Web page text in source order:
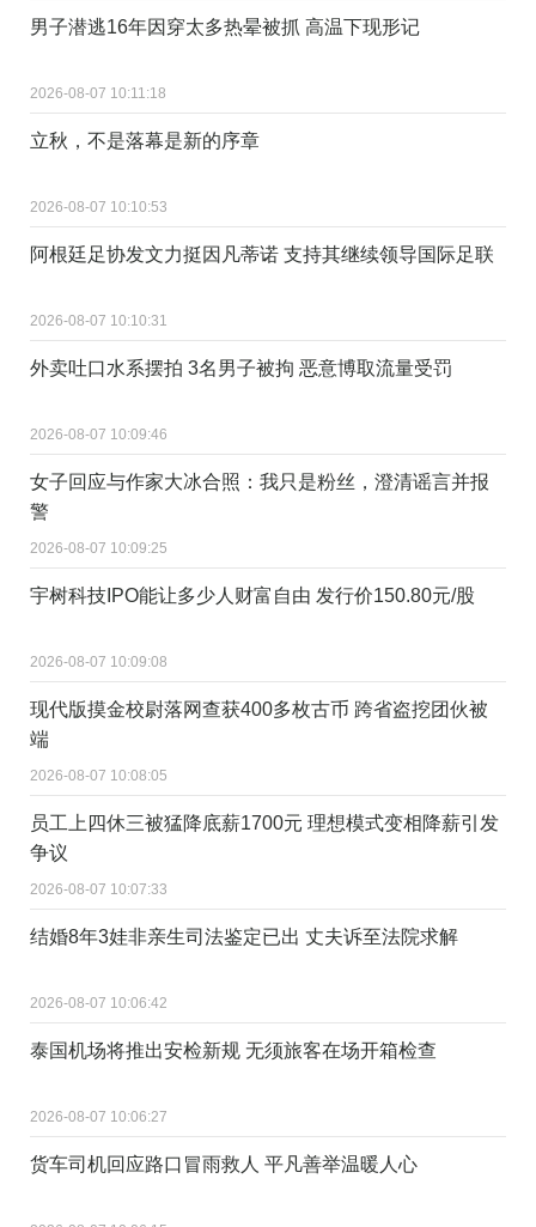
男子潜逃16年因穿太多热晕被抓 高温下现形记
2026-08-07 10:11:18
立秋，不是落幕是新的序章
2026-08-07 10:10:53
阿根廷足协发文力挺因凡蒂诺 支持其继续领导国际足联
2026-08-07 10:10:31
外卖吐口水系摆拍 3名男子被拘 恶意博取流量受罚
2026-08-07 10:09:46
女子回应与作家大冰合照：我只是粉丝，澄清谣言并报
警
2026-08-07 10:09:25
宇树科技IPO能让多少人财富自由 发行价150.80元/股
2026-08-07 10:09:08
现代版摸金校尉落网查获400多枚古币 跨省盗挖团伙被
端
2026-08-07 10:08:05
员工上四休三被猛降底薪1700元 理想模式变相降薪引发
争议
2026-08-07 10:07:33
结婚8年3娃非亲生司法鉴定已出 丈夫诉至法院求解
2026-08-07 10:06:42
泰国机场将推出安检新规 无须旅客在场开箱检查
2026-08-07 10:06:27
货车司机回应路口冒雨救人 平凡善举温暖人心